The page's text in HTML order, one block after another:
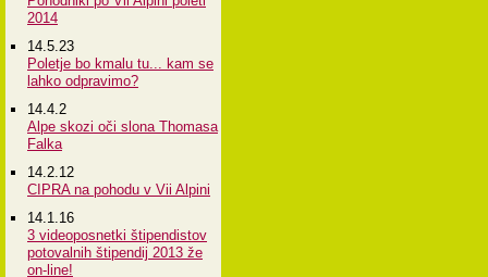
2014
14.5.23
Poletje bo kmalu tu... kam se
lahko odpravimo?
14.4.2
Alpe skozi oči slona Thomasa
Falka
14.2.12
CIPRA na pohodu v Vii Alpini
14.1.16
3 videoposnetki štipendistov
potovalnih štipendij 2013 že
on-line!